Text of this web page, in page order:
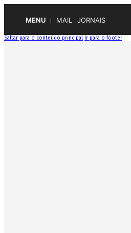
MENU MAIL JORNAIS
Saltar para o conteúdo principal Ir para o footer